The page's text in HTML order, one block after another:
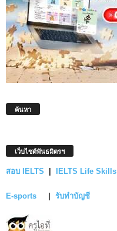
ค้นหา
เว็บไซต์พันธมิตรฯ
สอบ IELTS IELTS Life Skills
E-sports รับทำบัญชี